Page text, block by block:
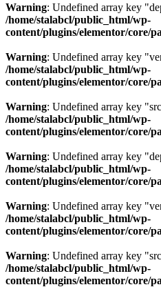
Warning: Undefined array key
/home/stalabcl/public_html/wp-
content/plugins/elementor/core/
Warning: Undefined array key
/home/stalabcl/public_html/wp-
content/plugins/elementor/core/
Warning: Undefined array key
/home/stalabcl/public_html/wp-
content/plugins/elementor/core/
Warning: Undefined array key
/home/stalabcl/public_html/wp-
content/plugins/elementor/core/
Warning: Undefined array key
/home/stalabcl/public_html/wp-
content/plugins/elementor/core/
Warning: Undefined array key
/home/stalabcl/public_html/wp-
content/plugins/elementor/core/